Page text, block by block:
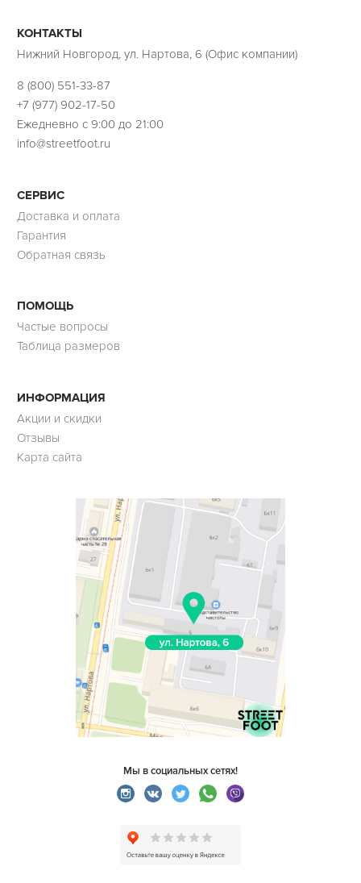
КОНТАКТЫ
Нижний Новгород, ул. Нартова, 6 (Офис компании)
8 (800) 551-33-87
+7 (977) 902-17-50
Ежедневно с 9:00 до 21:00
info@streetfoot.ru
СЕРВИС
Доставка и оплата
Гарантия
Обратная связь
ПОМОЩЬ
Частые вопросы
Таблица размеров
ИНФОРМАЦИЯ
Акции и скидки
Отзывы
Карта сайта
Мы в социальных сетях!